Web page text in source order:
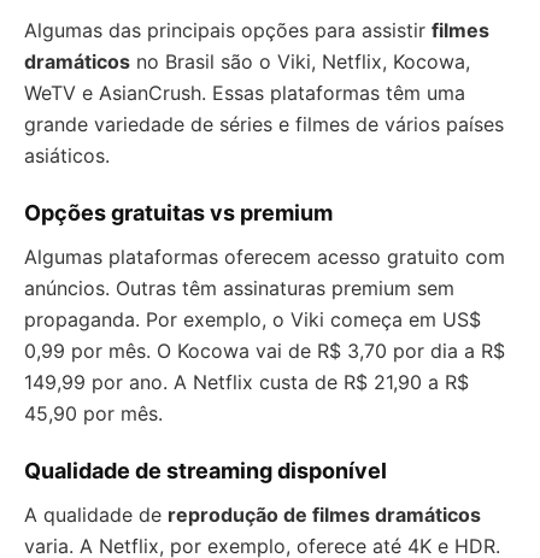
Algumas das principais opções para assistir filmes
dramáticos no Brasil são o Viki, Netflix, Kocowa,
WeTV e AsianCrush. Essas plataformas têm uma
grande variedade de séries e filmes de vários países
asiáticos.
Opções gratuitas vs premium
Algumas plataformas oferecem acesso gratuito com
anúncios. Outras têm assinaturas premium sem
propaganda. Por exemplo, o Viki começa em US$
0,99 por mês. O Kocowa vai de R$ 3,70 por dia a R$
149,99 por ano. A Netflix custa de R$ 21,90 a R$
45,90 por mês.
Qualidade de streaming disponível
A qualidade de reprodução de filmes dramáticos
varia. A Netflix, por exemplo, oferece até 4K e HDR.